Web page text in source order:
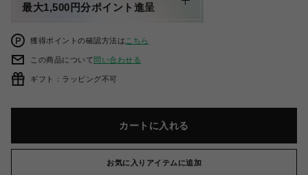
最大1,500円分ポイント進呈
獲得ポイントの確認方法は こちら
この商品について問い合わせる
ギフト：ラッピング不可
カートに入れる
お気に入りアイテムに追加